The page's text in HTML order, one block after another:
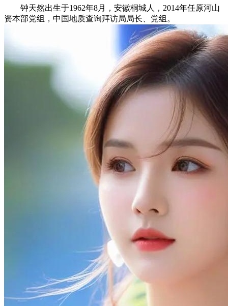
钟天然出生于1962年8月，安徽桐城人，2014年任原河山
资本部党组，中国地质查询拜访局局长、党组。